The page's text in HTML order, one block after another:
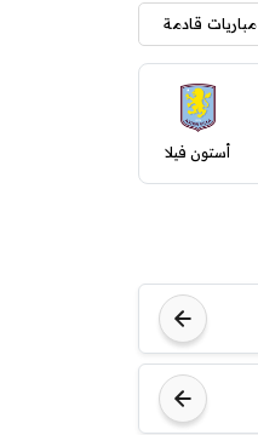
مباريات قادمة
أستون فيلا